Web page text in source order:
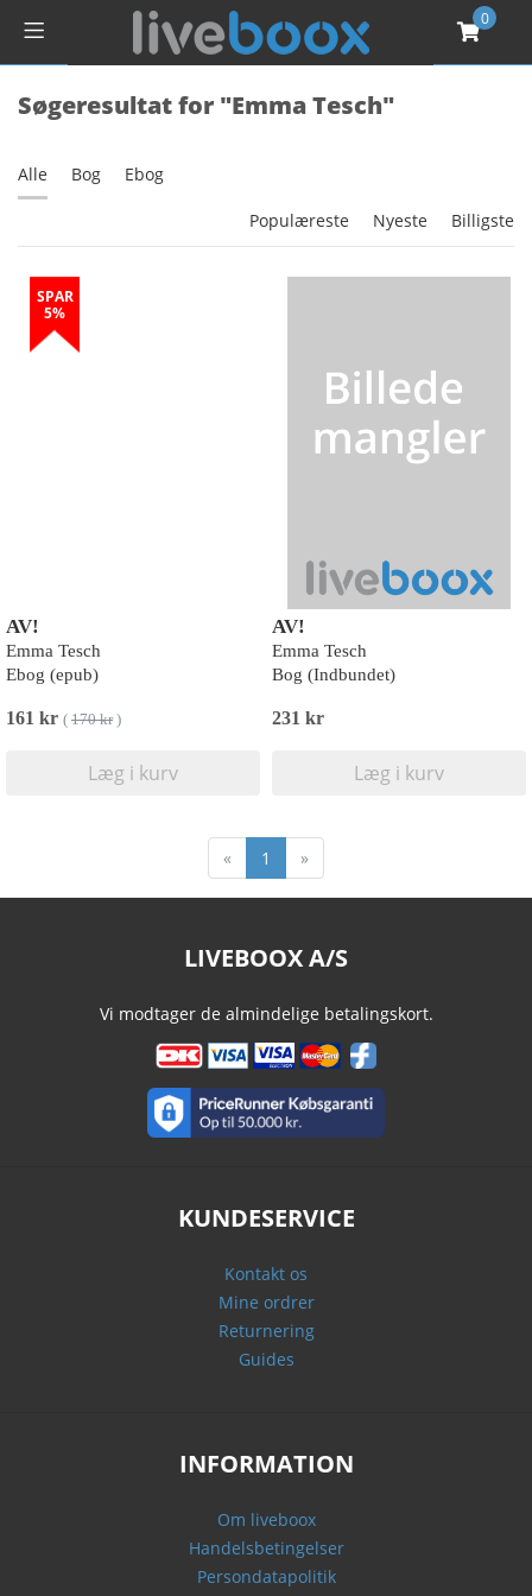
0
Søgeresultat for "Emma Tesch"
Alle Bog Ebog
Populæreste Nyeste Billigste
SPAR
5%
AV!
Emma Tesch
Ebog (epub)
161 kr ( 170 kr)
Læg i kurv
AV!
Emma Tesch
Bog (Indbundet)
231 kr
Læg i kurv
« 1 »
LIVEBOOX A/S
Vi modtager de almindelige betalingskort.
KUNDESERVICE
Kontakt os
Mine ordrer
Returnering
Guides
INFORMATION
Om liveboox
Handelsbetingelser
Persondatapolitik